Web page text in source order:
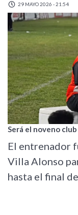
29 MAYO 2026 - 21:54
Será el noveno
El entrenador
Villa Alonso
hasta el final